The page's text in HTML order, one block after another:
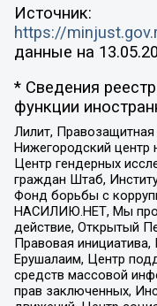
Источник:
https://
данные на
* Сведения
функции
Лилит,
Нижегородский центр
Центр гендерных
граждан Штаб,
Фонд борьбы с
НАСИЛИЮ.НЕТ, Мы
действие, Открытый
Правовая
Ерушалаим, Центр
средств массовой
прав заключенных,